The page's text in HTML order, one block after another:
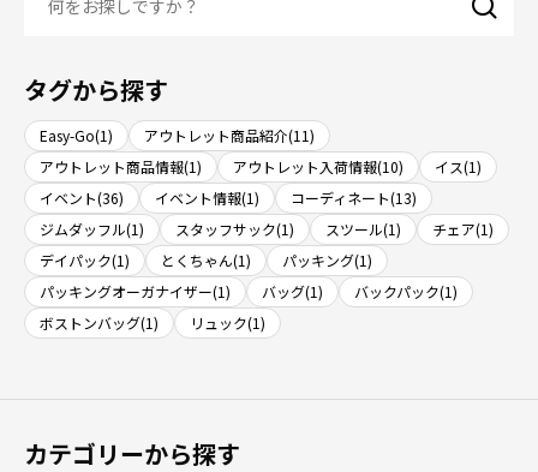
タグから探す
Easy-Go(1)
アウトレット商品紹介(11)
アウトレット商品情報(1)
アウトレット入荷情報(10)
イス(1)
イベント(36)
イベント情報(1)
コーディネート(13)
ジムダッフル(1)
スタッフサック(1) スツール(1)
チェア(1)
デイパック(1)
とくちゃん(1)
パッキング(1)
パッキングオーガナイザー(1)
バッグ(1)
バックパック(1)
ボストンバッグ(1)
リュック(1)
カテゴリーから探す